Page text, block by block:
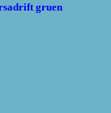
gruen